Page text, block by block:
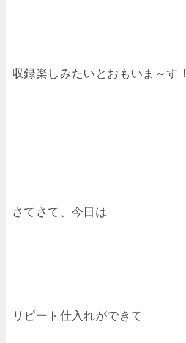
収録楽しみたいとおもいま～す！
さてさて、今日は
リピート仕入れができて